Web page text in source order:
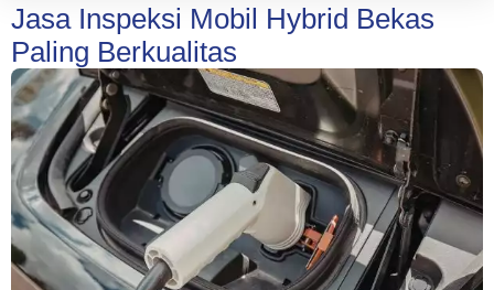
Jasa Inspeksi Mobil Hybrid Bekas
Paling Berkualitas